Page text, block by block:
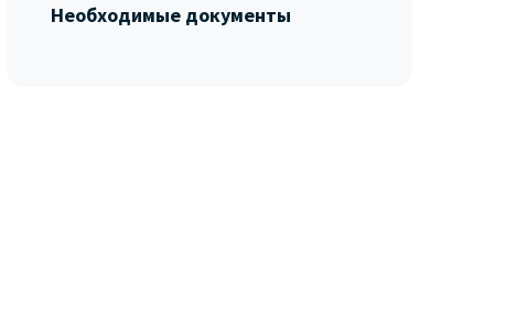
Необходимые документы